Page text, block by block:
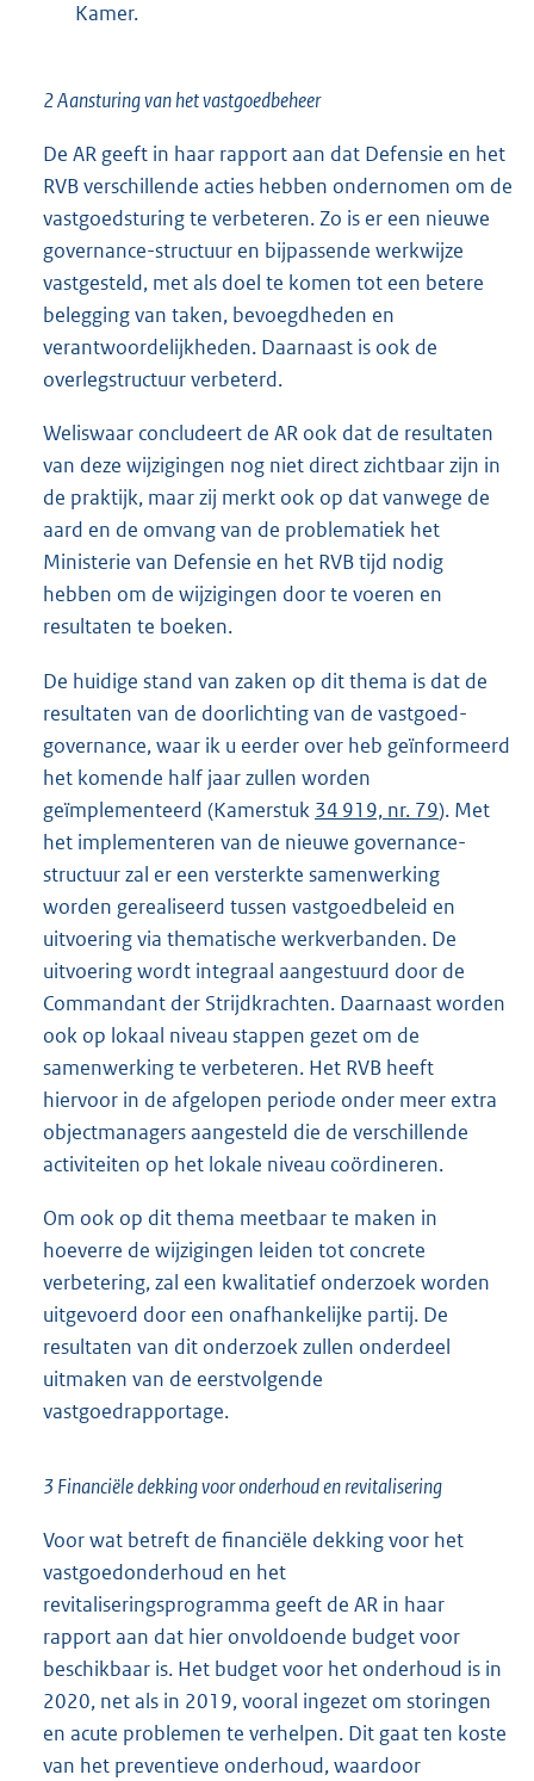
Kamer.
2 Aansturing van het vastgoedbeheer
De AR geeft in haar rapport aan dat Defensie en het
RVB verschillende acties hebben ondernomen om de
vastgoedsturing te verbeteren. Zo is er een nieuwe
governance-structuur en bijpassende werkwijze
vastgesteld, met als doel te komen tot een betere
belegging van taken, bevoegdheden en
verantwoordelijkheden. Daarnaast is ook de
overlegstructuur verbeterd.
Weliswaar concludeert de AR ook dat de resultaten
van deze wijzigingen nog niet direct zichtbaar zijn in
de praktijk, maar zij merkt ook op dat vanwege de
aard en de omvang van de problematiek het
Ministerie van Defensie en het RVB tijd nodig
hebben om de wijzigingen door te voeren en
resultaten te boeken.
De huidige stand van zaken op dit thema is dat de
resultaten van de doorlichting van de vastgoed-
governance, waar ik u eerder over heb geïnformeerd
het komende half jaar zullen worden
geïmplementeerd (Kamerstuk 34 919, nr. 79). Met
het implementeren van de nieuwe governance-
structuur zal er een versterkte samenwerking
worden gerealiseerd tussen vastgoedbeleid en
uitvoering via thematische werkverbanden. De
uitvoering wordt integraal aangestuurd door de
Commandant der Strijdkrachten. Daarnaast worden
ook op lokaal niveau stappen gezet om de
samenwerking te verbeteren. Het RVB heeft
hiervoor in de afgelopen periode onder meer extra
objectmanagers aangesteld die de verschillende
activiteiten op het lokale niveau coördineren.
Om ook op dit thema meetbaar te maken in
hoeverre de wijzigingen leiden tot concrete
verbetering, zal een kwalitatief onderzoek worden
uitgevoerd door een onafhankelijke partij. De
resultaten van dit onderzoek zullen onderdeel
uitmaken van de eerstvolgende
vastgoedrapportage.
3 Financiële dekking voor onderhoud en revitalisering
Voor wat betreft de financiële dekking voor het
vastgoedonderhoud en het
revitaliseringsprogramma geeft de AR in haar
rapport aan dat hier onvoldoende budget voor
beschikbaar is. Het budget voor het onderhoud is in
2020, net als in 2019, vooral ingezet om storingen
en acute problemen te verhelpen. Dit gaat ten koste
van het preventieve onderhoud, waardoor